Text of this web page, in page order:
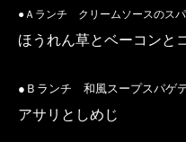
●Ａランチ クリームソースのスパ
ほうれん草とベーコンと
●Ｂランチ 和風スープスパゲ
アサリとしめじ